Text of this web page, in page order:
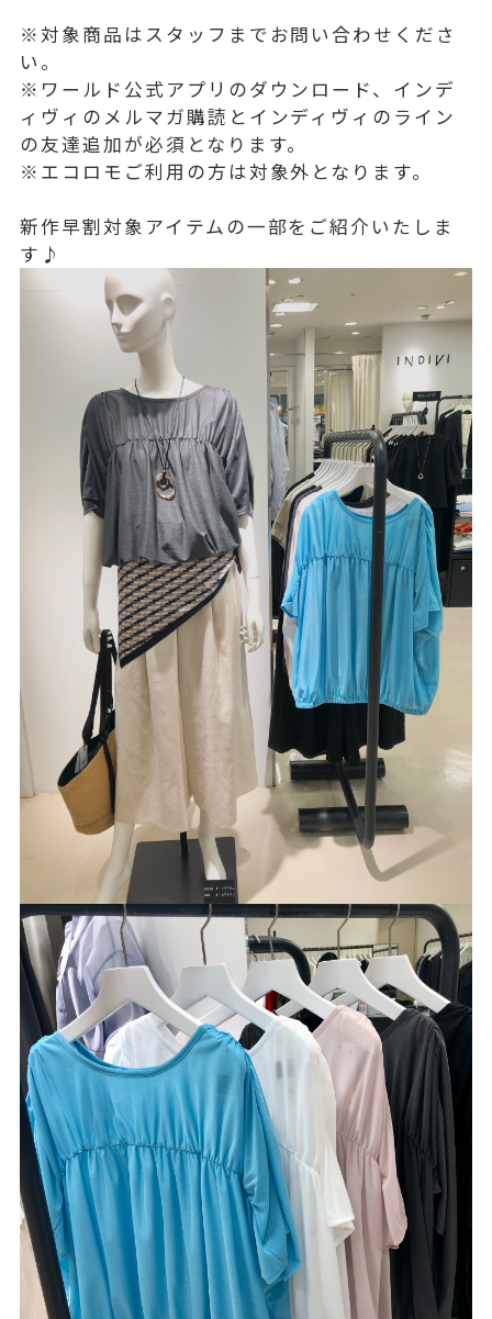
※対象商品はスタッフまでお問い合わせくださ
い。
※ワールド公式アプリのダウンロード、インデ
ィヴィのメルマガ購読とインディヴィのライン
の友達追加が必須となります。
※エコロモご利用の方は対象外となります。
新作早割対象アイテムの一部をご紹介いたしま
す♪